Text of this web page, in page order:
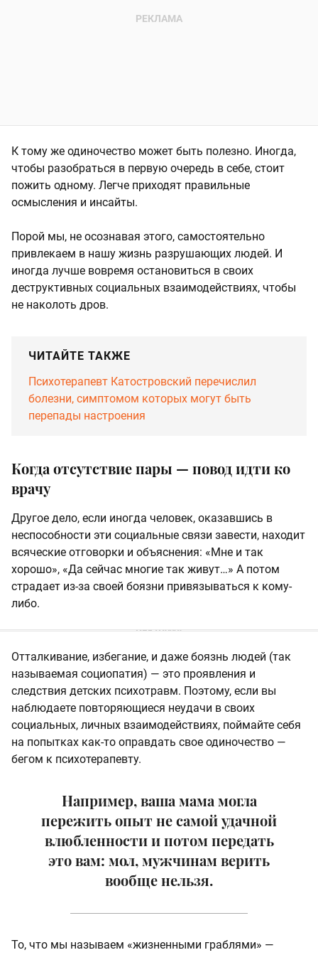
К тому же одиночество может быть полезно. Иногда,
чтобы разобраться в первую очередь в себе, стоит
пожить одному. Легче приходят правильные
осмысления и инсайты.
Порой мы, не осознавая этого, самостоятельно
привлекаем в нашу жизнь разрушающих людей. И
иногда лучше вовремя остановиться в своих
деструктивных социальных взаимодействиях, чтобы
не наколоть дров.
ЧИТАЙТЕ ТАКЖЕ
Психотерапевт Катостровский перечислил
болезни, симптомом которых могут быть
перепады настроения
Когда отсутствие пары — повод идти ко
врачу
Другое дело, если иногда человек, оказавшись в
неспособности эти социальные связи завести, находит
всяческие отговорки и объяснения: «Мне и так
хорошо», «Да сейчас многие так живут…» А потом
страдает из-за своей боязни привязываться к кому-
либо.
Отталкивание, избегание, и даже боязнь людей (так
называемая социопатия) — это проявления и
следствия детских психотравм. Поэтому, если вы
наблюдаете повторяющиеся неудачи в своих
социальных, личных взаимодействиях, поймайте себя
на попытках как-то оправдать свое одиночество —
бегом к психотерапевту.
Например, ваша мама могла
пережить опыт не самой удачной
влюбленности и потом передать
это вам: мол, мужчинам верить
вообще нельзя.
То, что мы называем «жизненными граблями» —